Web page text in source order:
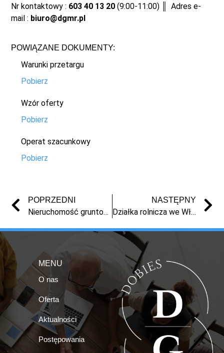
Nr kontaktowy : 603 40 13 20 (9:00-11:00) ║ Adres e-
mail : biuro@dgmr.pl
POWIĄZANE DOKUMENTY:
Warunki przetargu
Pobierz
Wzór oferty
Pobierz
Operat szacunkowy
Pobierz
POPRZEDNI
Nieruchomość gruntowa zabudowana w Nieszawie, ul. Ciechocińska
NASTĘPNY
Działka rolnicza we Włoszycy
MENU
O nas
Oferta
Aktualności
Postępowania